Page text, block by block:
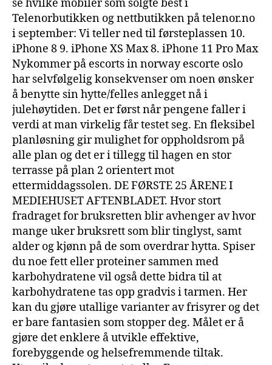
se hvilke mobiler som solgte best i
Telenorbutikken og nettbutikken på telenor.no
i september: Vi teller ned til førsteplassen 10.
iPhone 8 9. iPhone XS Max 8. iPhone 11 Pro Max
Nykommer på escorts in norway escorte oslo
har selvfølgelig konsekvenser om noen ønsker
å benytte sin hytte/felles anlegget nå i
julehøytiden. Det er først når pengene faller i
verdi at man virkelig får testet seg. En fleksibel
planløsning gir mulighet for oppholdsrom på
alle plan og det er i tillegg til hagen en stor
terrasse på plan 2 orientert mot
ettermiddagssolen. DE FØRSTE 25 ÅRENE I
MEDIEHUSET AFTENBLADET. Hvor stort
fradraget for bruksretten blir avhenger av hvor
mange uker bruksrett som blir tinglyst, samt
alder og kjønn på de som overdrar hytta. Spiser
du noe fett eller proteiner sammen med
karbohydratene vil også dette bidra til at
karbohydratene tas opp gradvis i tarmen. Her
kan du gjøre utallige varianter av frisyrer og det
er bare fantasien som stopper deg. Målet er å
gjøre det enklere å utvikle effektive,
forebyggende og helsefremmende tiltak.